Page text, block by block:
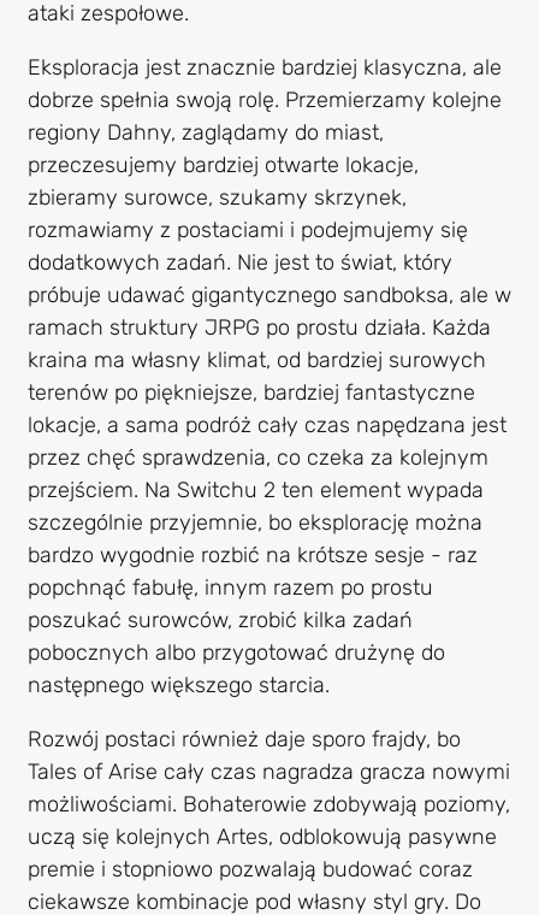
ataki zespołowe.
Eksploracja jest znacznie bardziej klasyczna, ale
dobrze spełnia swoją rolę. Przemierzamy kolejne
regiony Dahny, zaglądamy do miast,
przeczesujemy bardziej otwarte lokacje,
zbieramy surowce, szukamy skrzynek,
rozmawiamy z postaciami i podejmujemy się
dodatkowych zadań. Nie jest to świat, który
próbuje udawać gigantycznego sandboksa, ale w
ramach struktury JRPG po prostu działa. Każda
kraina ma własny klimat, od bardziej surowych
terenów po piękniejsze, bardziej fantastyczne
lokacje, a sama podróż cały czas napędzana jest
przez chęć sprawdzenia, co czeka za kolejnym
przejściem. Na Switchu 2 ten element wypada
szczególnie przyjemnie, bo eksplorację można
bardzo wygodnie rozbić na krótsze sesje - raz
popchnąć fabułę, innym razem po prostu
poszukać surowców, zrobić kilka zadań
pobocznych albo przygotować drużynę do
następnego większego starcia.
Rozwój postaci również daje sporo frajdy, bo
Tales of Arise cały czas nagradza gracza nowymi
możliwościami. Bohaterowie zdobywają poziomy,
uczą się kolejnych Artes, odblokowują pasywne
premie i stopniowo pozwalają budować coraz
ciekawsze kombinacje pod własny styl gry. Do